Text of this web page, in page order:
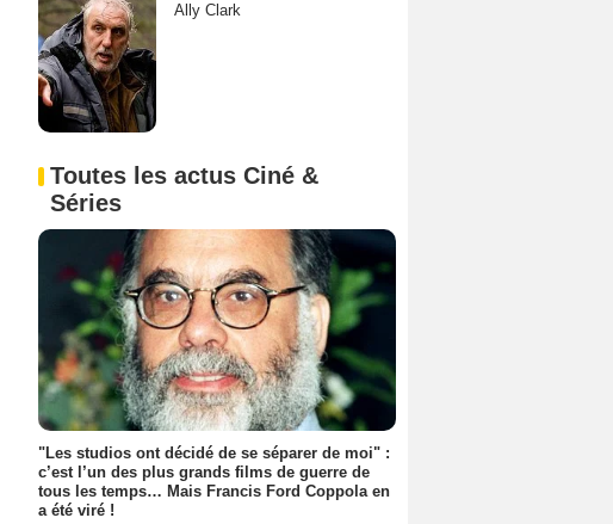
Ally Clark
Toutes les actus Ciné &
Séries
"Les studios ont décidé de se séparer de moi" :
c’est l’un des plus grands films de guerre de
tous les temps… Mais Francis Ford Coppola en
a été viré !